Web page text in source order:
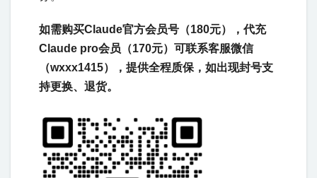
如需购买Claude官方会员号（180元），代充
Claude pro会员（170元）可联系客服微信
（wxxx1415），提供全程质保，如出现封号支
持更换、退货。